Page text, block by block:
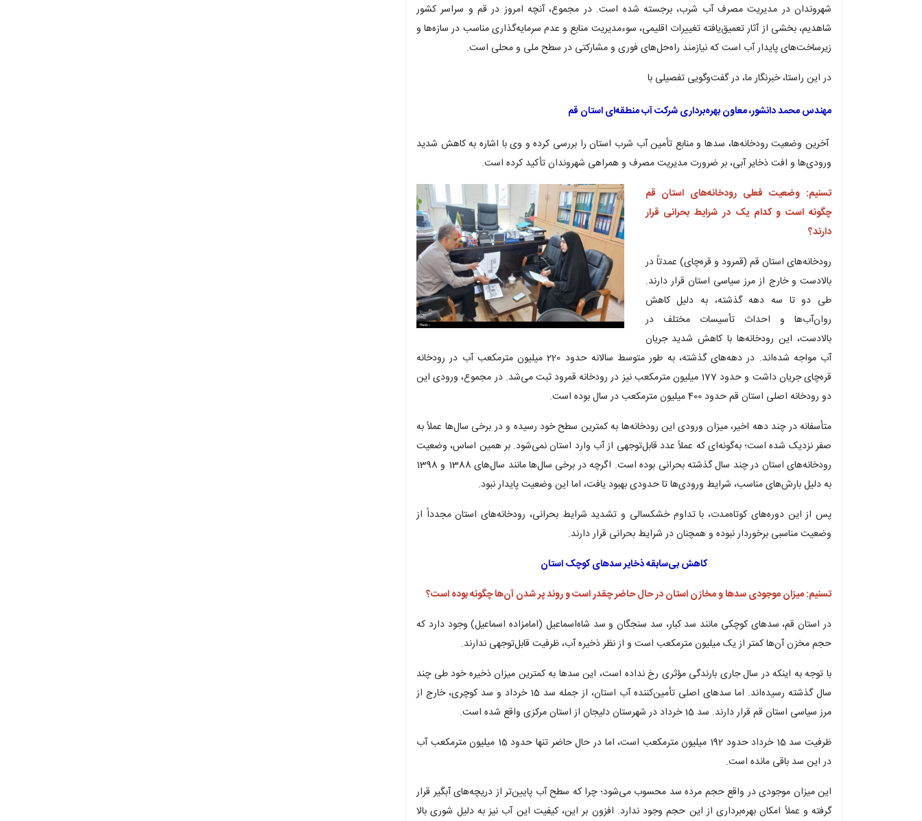
شهروندان در مدیریت مصرف آب شرب، برجسته شده است. در مجموع، آنچه امروز در قم و سراسر کشور
شاهدیم، بخشی از آثار تعمیق‌یافته تغییرات اقلیمی، سوءمدیریت منابع و عدم سرمایه‌گذاری مناسب در سازه‌ها و
زیرساخت‌های پایدار آب است که نیازمند راه‌حل‌های فوری و مشارکتی در سطح ملی و محلی است.
در این راستا، خبرنگار ما، در گفت‌وگویی تفصیلی با
مهندس محمد دانشور، معاون بهره‌برداری شرکت آب منطقه‌ای استان قم
آخرین وضعیت رودخانه‌ها، سدها و منابع تأمین آب شرب استان را بررسی کرده و وی با اشاره به کاهش شدید
ورودی‌ها و افت ذخایر آبی، بر ضرورت مدیریت مصرف و همراهی شهروندان تأکید کرده است.
تسنیم: وضعیت فعلی رودخانه‌های استان قم
چگونه است و کدام یک در شرایط بحرانی قرار
دارند؟
رودخانه‌های استان قم (قمرود و قره‌چای) عمدتاً در
بالادست و خارج از مرز سیاسی استان قرار دارند.
طی دو تا سه دهه گذشته، به دلیل کاهش
روان‌آب‌ها و احداث تأسیسات مختلف در
بالادست، این رودخانه‌ها با کاهش شدید جریان
آب مواجه شده‌اند. در دهه‌های گذشته، به طور متوسط سالانه حدود 220 میلیون مترمکعب آب در رودخانه
قره‌چای جریان داشت و حدود 177 میلیون مترمکعب نیز در رودخانه قمرود ثبت می‌شد. در مجموع، ورودی این
دو رودخانه اصلی استان قم حدود 400 میلیون مترمکعب در سال بوده است.
متأسفانه در چند دهه اخیر، میزان ورودی این رودخانه‌ها به کمترین سطح خود رسیده و در برخی سال‌ها عملاً به
صفر نزدیک شده است؛ به‌گونه‌ای که عملاً عدد قابل‌توجهی از آب وارد استان نمی‌شود. بر همین اساس، وضعیت
رودخانه‌های استان در چند سال گذشته بحرانی بوده است. اگرچه در برخی سال‌ها مانند سال‌های 1388 و 1398
به دلیل بارش‌های مناسب، شرایط ورودی‌ها تا حدودی بهبود یافت، اما این وضعیت پایدار نبود.
پس از این دوره‌های کوتاه‌مدت، با تداوم خشکسالی و تشدید شرایط بحرانی، رودخانه‌های استان مجدداً از
وضعیت مناسبی برخوردار نبوده و همچنان در شرایط بحرانی قرار دارند.
کاهش بی‌سابقه ذخایر سدهای کوچک استان
تسنیم: میزان موجودی سدها و مخازن استان در حال حاضر چقدر است و روند پر شدن آن‌ها چگونه بوده است؟
در استان قم، سدهای کوچکی مانند سد کبار، سد سنجگان و سد شاه‌اسماعیل (امامزاده اسماعیل) وجود دارد که
حجم مخزن آن‌ها کمتر از یک میلیون مترمکعب است و از نظر ذخیره آب، ظرفیت قابل‌توجهی ندارند.
با توجه به اینکه در سال جاری بارندگی مؤثری رخ نداده است، این سدها به کمترین میزان ذخیره خود طی چند
سال گذشته رسیده‌اند. اما سدهای اصلی تأمین‌کننده آب استان، از جمله سد 15 خرداد و سد کوچری، خارج از
مرز سیاسی استان قم قرار دارند. سد 15 خرداد در شهرستان دلیجان از استان مرکزی واقع شده است.
ظرفیت سد 15 خرداد حدود 192 میلیون مترمکعب است، اما در حال حاضر تنها حدود 15 میلیون مترمکعب آب
در این سد باقی مانده است.
این میزان موجودی در واقع حجم مرده سد محسوب می‌شود؛ چرا که سطح آب پایین‌تر از دریچه‌های آبگیر قرار
گرفته و عملاً امکان بهره‌برداری از این حجم وجود ندارد. افزون بر این، کیفیت این آب نیز به دلیل شوری بالا